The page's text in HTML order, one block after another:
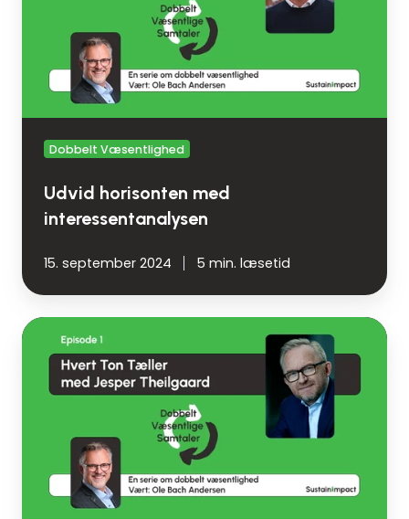
Dobbelt Væsentlighed
Udvid horisonten med
interessentanalysen
15. september 2024 5 min. læsetid
Hvert
Tæller